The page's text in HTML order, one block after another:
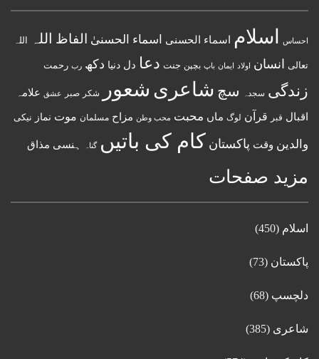
احساس اسلام اسماء الحسنى اسماء الحسنیٰ الفاظ اللہ اللہ
تعالی انسان اولاد ایمان باپ بچپن جنت دعا دل دنیا دکھ رب رحمت
زندگی سجدہ سچ شاعری شعور شکر صبر عشق علامہ
اقبال قبر قرآن لوگ ماں محبت محب وطن مزاح مسلمان موت نماز نیکی
والدین وقت پاکستان کام کی باتیں گناہ ہنسی مذاق
مزید صفحات
اسلام (450)
پاکستان (73)
دلچسپ (68)
شاعری (385)